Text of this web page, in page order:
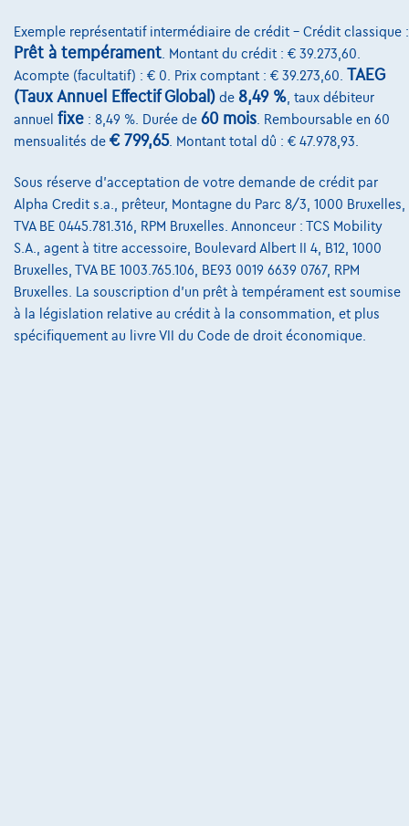
Exemple représentatif intermédiaire de crédit – Crédit classique :
Prêt à tempérament . Montant du crédit : € 39.273,60.
Acompte (facultatif) : € 0. Prix comptant : € 39.273,60. TAEG
(Taux Annuel Effectif Global) de 8,49 % , taux débiteur
annuel fixe : 8,49 %. Durée de 60 mois . Remboursable en 60
mensualités de € 799,65. Montant total dû : € 47.978,93.
Sous réserve d'acceptation de votre demande de crédit par
Alpha Credit s.a., prêteur, Montagne du Parc 8/3, 1000 Bruxelles,
TVA BE 0445.781.316, RPM Bruxelles. Annonceur : TCS Mobility
S.A., agent à titre accessoire, Boulevard Albert II 4, B12, 1000
Bruxelles, TVA BE 1003.765.106, BE93 0019 6639 0767, RPM
Bruxelles. La souscription d'un prêt à tempérament est soumise
à la législation relative au crédit à la consommation, et plus
spécifiquement au livre VII du Code de droit économique.
Charte de qualité
Nos dealers
Nos partenaires
Contact
@2024 TCS Mobility SA/NV Copyright
Conditions Générales
Conditions d'assistance